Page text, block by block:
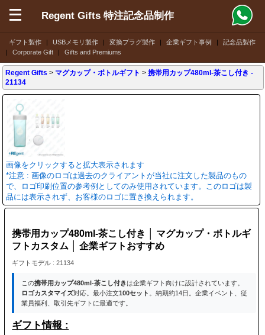
ギフト製作 | USBメモリ製作 | 変換プラグ製作 | 企業ギフト事例 |
記念品製作
|
Corporate Gift | Gifts and Premiums
Regent Gifts 特注記念品制作
Regent Gifts > マグカップ・ボトルギフト >携帯用カップ480ml-茶こし付き -
21134
画像をクリックすると拡大表示されます
*注意 : 画像のロゴは過去のクライアントが当社に注文した製品のもの
で、ロゴ印刷位置の参考例としてのみ使用されています。このロゴは製
品には表示されず、お客様のロゴに置き換えられます。
携帯用カップ480ml-茶こし付き │ マグカップ・ボトルギ
フトカスタム │ 企業ギフトおすすめ
ギフトモデル : 21134
この携帯用カップ480ml-茶こし付きは企業ギフト向けに設計されています。
ロゴカスタマイズ対応。最小注文100セット
。納期約14日。企業イベント、従
業員福利、取引先ギフトに最適です。
ギフト情報 :